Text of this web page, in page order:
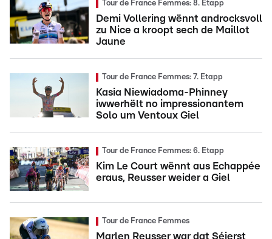
Tour de France Femmes: 8. Etapp
Demi Vollering wënnt androcksvoll
zu Nice a kroopt sech de Maillot
Jaune
Tour de France Femmes: 7. Etapp
Kasia Niewiadoma-Phinney
iwwerhëlt no impressionantem
Solo um Ventoux Giel
Tour de France Femmes: 6. Etapp
Kim Le Court wënnt aus Echappée
eraus, Reusser weider a Giel
Tour de France Femmes
Marlen Reusser war dat Séierst